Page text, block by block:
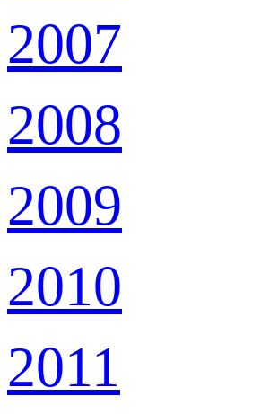
2007
2008
2009
2010
2011